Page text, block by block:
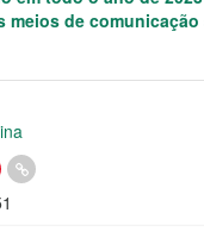
meios de comunicação